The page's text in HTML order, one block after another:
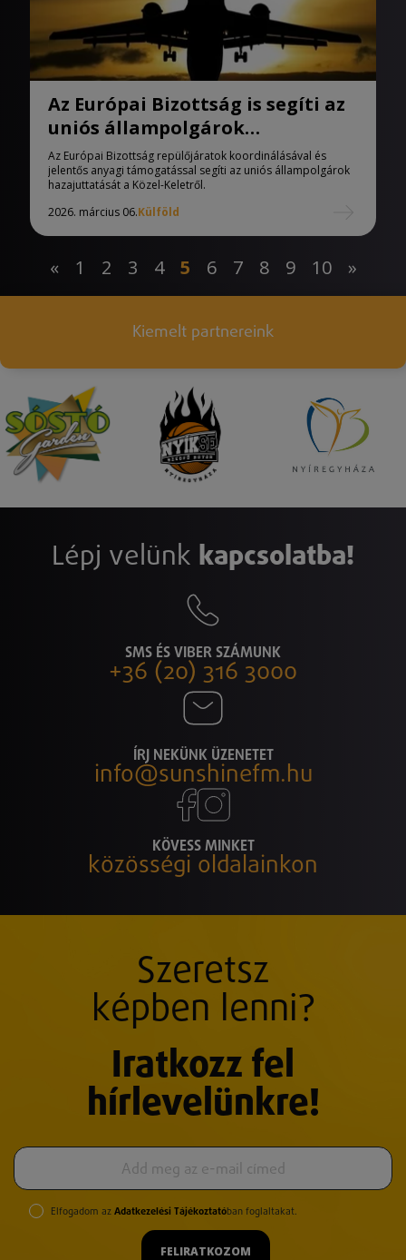
Az Európai Bizottság is segíti az
uniós állampolgárok
hazajuttatását a Közel-Keletről
Az Európai Bizottság repülőjáratok koordinálásával és
jelentős anyagi támogatással segíti az uniós állampolgárok
hazajuttatását a Közel-Keletről.
2026. március 06.Külföld
« 1 2 3 4 5 6 7 8 9 10 »
Kiemelt partnereink
Lépj velünk kapcsolatba!
SMS ÉS VIBER SZÁMUNK
+36 (20) 316 3000
ÍRJ NEKÜNK ÜZENETET
info@sunshinefm.hu
KÖVESS MINKET
közösségi oldalainkon
Szeretsz
képben lenni?
Iratkozz fel
hírlevelünkre!
Elfogadom az Adatkezelési Tájékoztatóban foglaltakat.
FELIRATKOZOM